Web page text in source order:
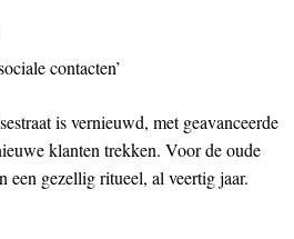
contacten’
is vernieuwd, met geavanceerde
klanten trekken. Voor de oude
een gezellig ritueel, al veertig jaar.